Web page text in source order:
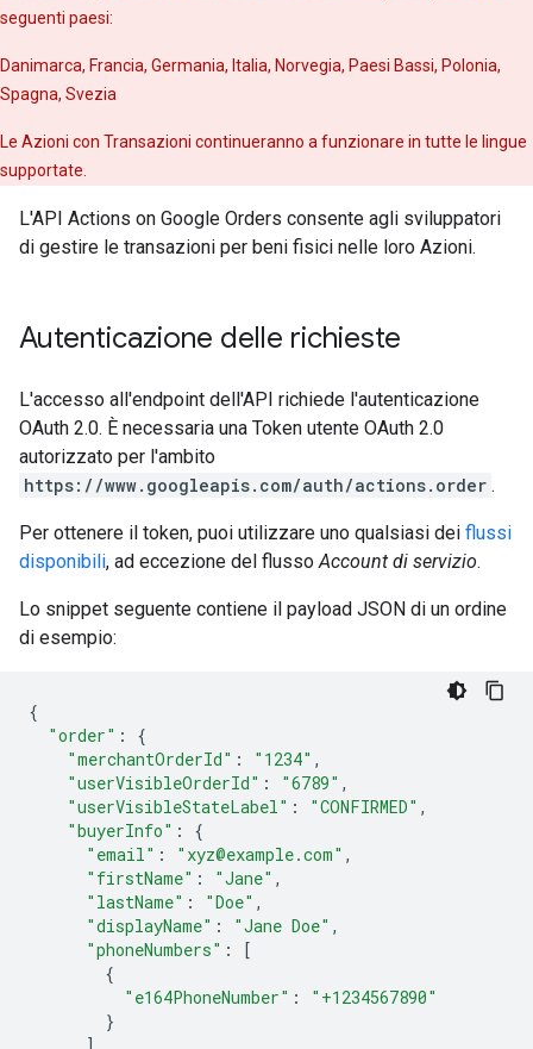
seguenti paesi:
Danimarca, Francia, Germania, Italia, Norvegia, Paesi Bassi, Polonia,
Spagna, Svezia
Le Azioni con Transazioni continueranno a funzionare in tutte le lingue
supportate.
L'API Actions on Google Orders consente agli sviluppatori
di gestire le transazioni per beni fisici nelle loro Azioni.
Autenticazione delle richieste
L'accesso all'endpoint dell'API richiede l'autenticazione
OAuth 2.0. È necessaria una Token utente OAuth 2.0
autorizzato per l'ambito
https://www.googleapis.com/auth/actions.order .
Per ottenere il token, puoi utilizzare uno qualsiasi dei flussi
disponibili, ad eccezione del flussoAccount di servizio.
Lo snippet seguente contiene il payload JSON di un ordine
di esempio:
{
"order" :
{
"merchantOrderId" : "1234" ,
"userVisibleOrderId" : "6789" ,
"userVisibleStateLabel" : "CONFIRMED" ,
"buyerInfo" :
{
"email" : "xyz@example.com" ,
"firstName" : "Jane" ,
"lastName" : "Doe" ,
"displayName" : "Jane Doe" ,
"phoneNumbers" :
[
{
"e164PhoneNumber" :
"+1234567890"
}